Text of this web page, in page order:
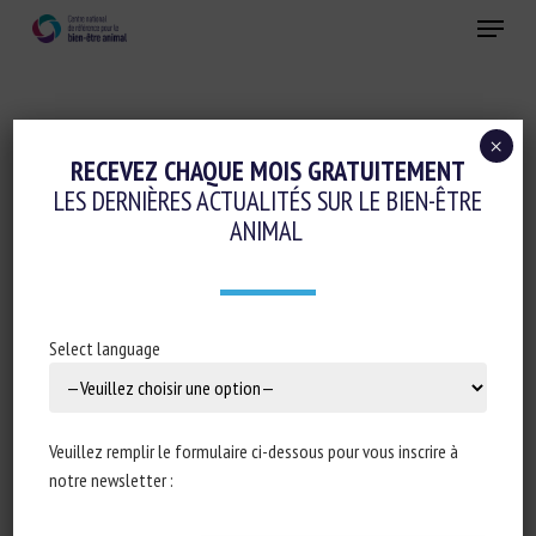
Menu
Alimentation animale
Logement et Enrichissement
SOLDIER FLY AND YELLOW MEALWORM
LARVAE IMPROVE MUSCOVY DUCK
RECEVEZ CHAQUE MOIS GRATUITEMENT
LES DERNIÈRES ACTUALITÉS SUR LE BIEN-ÊTRE
ANIMAL
Select language
Veuillez remplir le formulaire ci-dessous pour vous inscrire à
notre newsletter :
×